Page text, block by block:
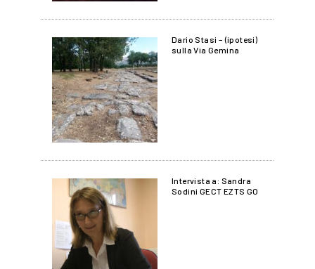
Dario Stasi – (ipotesi)
sulla Via Gemina
Intervista a: Sandra
Sodini GECT EZTS GO